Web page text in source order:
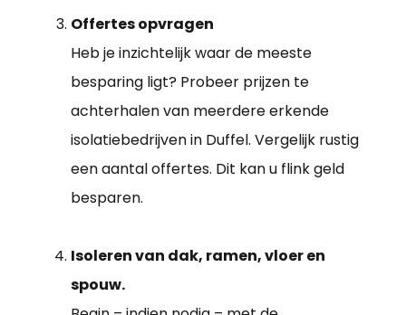
Offertes opvragen
Heb je inzichtelijk waar de meeste
besparing ligt? Probeer prijzen te
achterhalen van meerdere erkende
isolatiebedrijven in Duffel. Vergelijk rustig
een aantal offertes. Dit kan u flink geld
besparen.
Isoleren van dak, ramen, vloer en
spouw.